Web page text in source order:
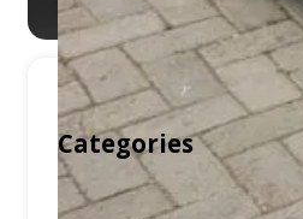
Categories